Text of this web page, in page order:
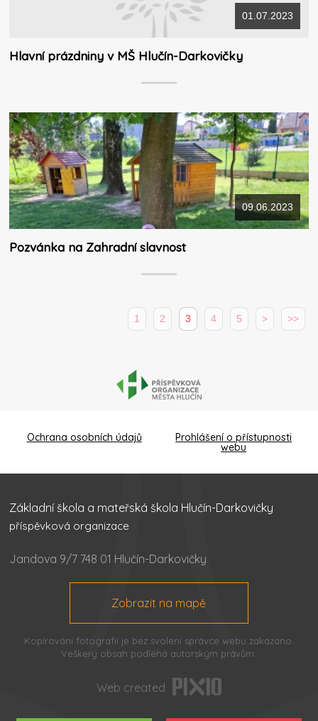
01.07.2023
Hlavní prázdniny v MŠ Hlučín-Darkovičky
09.06.2023
Pozvánka na Zahradní slavnost
1 2 3 4 5 > >>
Ochrana osobních údajů Prohlášení o přístupnosti
webu
Základní škola a mateřská škola Hlučín-Darkovičky
příspěvková organizace
Jandova 9/7 748 01 Hlučín-Darkovičky
Zobrazit na mapě
Kopírování fotografií je bez svolení správce webu zakázáno.
Veškerý obsah podléhá autorským právům.
Web created